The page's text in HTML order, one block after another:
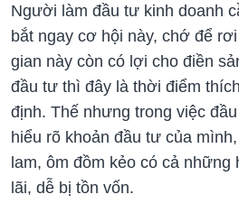
Người làm đầu tư kinh doanh
bắt ngay cơ hội này, chớ để
gian này còn có lợi cho điền
đầu tư thì đây là thời điểm
định. Thế nhưng trong việc
hiểu rõ khoản đầu tư của
lam, ôm đồm kẻo có cả những
lãi, dễ bị tồn vốn.